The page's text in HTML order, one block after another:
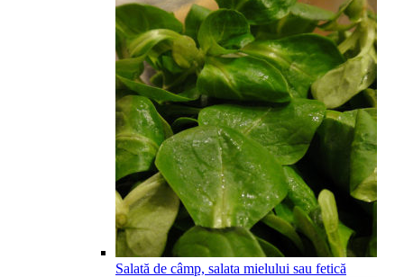
Salată de câmp, salata mielului sau fetică